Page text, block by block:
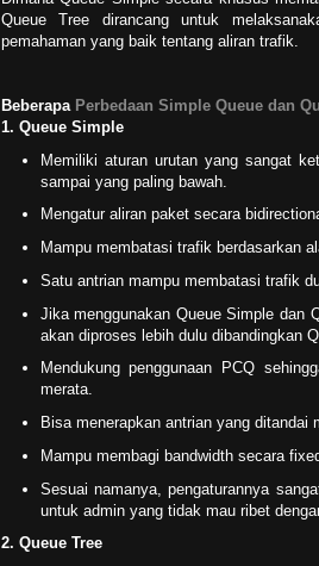
Queue Tree dirancang untuk
pemahaman yang baik tentang aliran trafik.
Beberapa Perbedaan Simple Queue dan
1. Queue Simple
Memiliki aturan urutan yang sangat
sampai yang paling bawah.
Mengatur aliran paket secara
Mampu membatasi trafik berdasarkan
Satu antrian mampu membatasi trafik
Jika menggunakan Queue Simple dan
akan diproses lebih dulu dibandingkan
Mendukung penggunaan PCQ
merata.
Bisa menerapkan antrian yang ditandai
Mampu membagi bandwidth secara
Sesuai namanya, pengaturannya
untuk admin yang tidak mau ribet
2. Queue Tree